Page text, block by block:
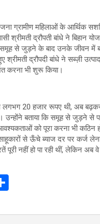
ग्रामीण महिलाओं के आर्थिक
श्रीमती द्रौपती बांधे ने बिहान
समूह से जुड़ने के बाद उनके
श्रीमती द्रौपदी बांधे ने सब्ज़ी
करना भी शुरू किया।
लगभग 20 हजार रूपए थी, अब
उन्होंने बताया कि समूह से जुड़ने से
को पूरा करना भी कठिन
से ऊँचे ब्याज दर पर कर्ज
पूरी नहीं हो पा रही थीं, लेकिन
ar